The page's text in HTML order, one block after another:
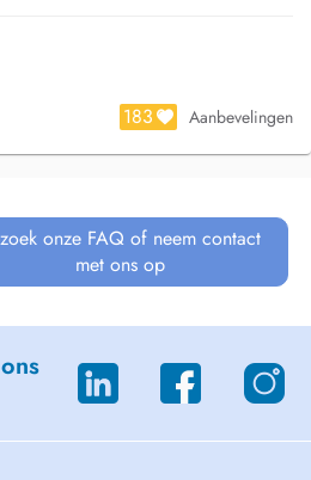
TCC, Soins énergétiques,
183 Aanbevelingen
onze FAQ of neem contact
met ons op